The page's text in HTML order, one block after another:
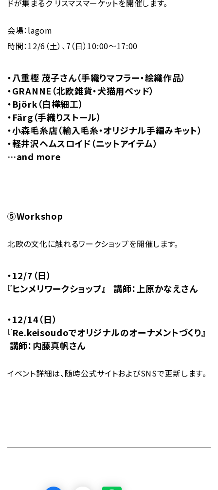
ドが集まるク リスマスマーケットを開催します。
会場：lagom
時間：12/6（土）、7（日）10:00〜17:00
・八重樫 茂子さん（手織りマフラー・絵織作品）
・GRANNE（北欧雑貨・犬猫用ベッド）
・Björk（白樺細工）
・Färg（手織りストール）
・小森毛糸店（輸入毛糸・オリジナル手編みキット）
・軽井沢ヘムスロイド（ニットアイテム）
…and more
⑤Workshop
北欧の文化に触れるワークショップを開催します。
・12/7（日）
『ヒンメリワークショップ』 講師：上原かなえさん
・12/14（日）
『Re.keisoudoでオリジナルのオーナメントづくり』
講師：内藤真帆さん
イベント詳細は、随時公式サイトおよびSNSで更新します。